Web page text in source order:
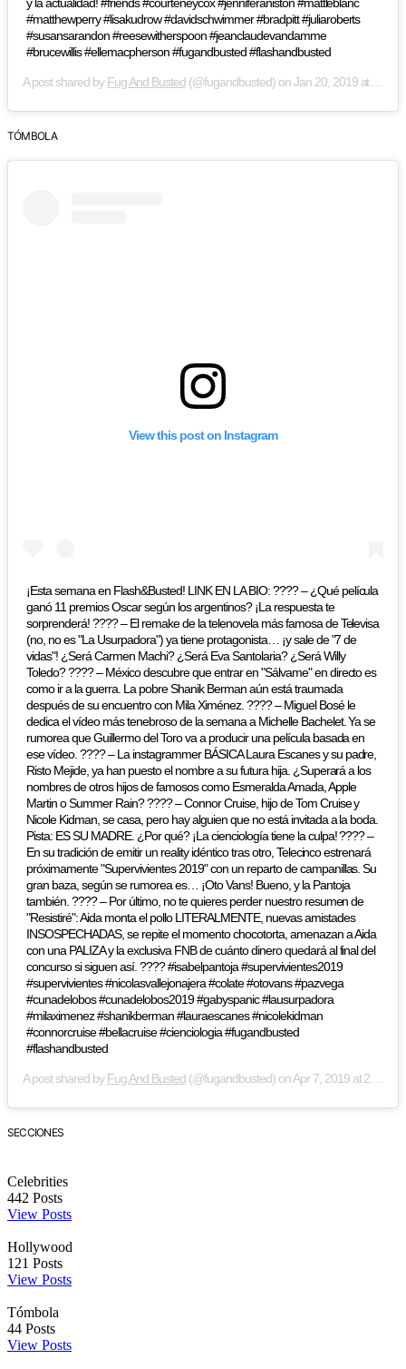
#matthewperry #lisakudrow #davidschwimmer #bradpitt #juliaroberts
#susansarandon #reesewitherspoon #jeanclaudevandamme
#brucewillis #ellemacpherson #fugandbusted #flashandbusted
A post shared byFug And Busted(@fugandbusted) onJan 20, 2019 at 10:49am PST
TÓMBOLA
View this post on Instagram
¡Esta semana en Flash&Busted! LINK EN LA BIO: ???? – ¿Qué película
ganó 11 premios Oscar según los argentinos? ¡La respuesta te
sorprenderá! ???? – El remake de la telenovela más famosa de Televisa
(no, no es "La Usurpadora") ya tiene protagonista… ¡y sale de "7 de
vidas"! ¿Será Carmen Machi? ¿Será Eva Santolaria? ¿Será Willy
Toledo? ???? – México descubre que entrar en "Sálvame" en directo es
como ir a la guerra. La pobre Shanik Berman aún está traumada
después de su encuentro con Mila Ximénez. ???? – Miguel Bosé le
dedica el vídeo más tenebroso de la semana a Michelle Bachelet. Ya se
rumorea que Guillermo del Toro va a producir una película basada en
ese vídeo. ???? – La instagrammer BÁSICA Laura Escanes y su padre,
Risto Mejide, ya han puesto el nombre a su futura hija. ¿Superará a los
nombres de otros hijos de famosos como Esmeralda Amada, Apple
Martin o Summer Rain? ???? – Connor Cruise, hijo de Tom Cruise y
Nicole Kidman, se casa, pero hay alguien que no está invitada a la boda.
Pista: ES SU MADRE. ¿Por qué? ¡La cienciología tiene la culpa! ???? –
En su tradición de emitir un reality idéntico tras otro, Telecinco estrenará
próximamente "Supervivientes 2019" con un reparto de campanillas. Su
gran baza, según se rumorea es… ¡Oto Vans! Bueno, y la Pantoja
también. ???? – Por último, no te quieres perder nuestro resumen de
"Resistiré": Aida monta el pollo LITERALMENTE, nuevas amistades
INSOSPECHADAS, se repite el momento chocotorta, amenazan a Aida
con una PALIZA y la exclusiva FNB de cuánto dinero quedará al final del
concurso si siguen así. ???? #isabelpantoja #supervivientes2019
#supervivientes #nicolasvallejonajera #colate #otovans #pazvega
#cunadelobos #cunadelobos2019 #gabyspanic #lausurpadora
#milaximenez #shanikberman #lauraescanes #nicolekidman
#connorcruise #bellacruise #cienciologia #fugandbusted
#flashandbusted
A post shared byFug And Busted(@fugandbusted) onApr 7, 2019 at 2:55pm PDT
SECCIONES
Celebrities
442 Posts
View Posts
Hollywood
121 Posts
View Posts
Tómbola
44 Posts
View Posts